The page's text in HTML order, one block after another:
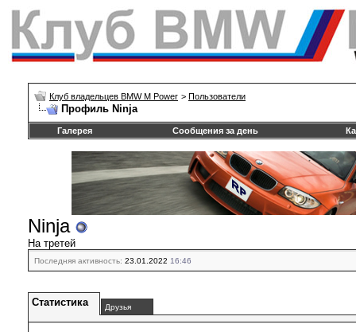
Клуб владельцев BMW M Power > Пользователи
Профиль Ninja
Галерея Сообщения за день
Ninja
На третей
Последняя активность: 23.01.2022 16:46
Статистика Друзья